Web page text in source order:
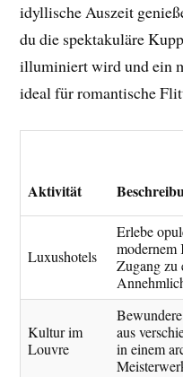
idyllische Auszeit
du die spektakuläre
illuminiert wird und ein
ideal für romantische
Aktivität
Luxushotels
Erlebe
Zugang zu
Kultur im
Louvre
aus
in einem